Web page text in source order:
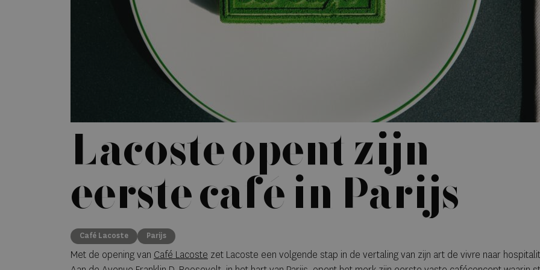
Lacoste opent zijn
eerste café in Parijs
Café Lacoste Parijs
Met de opening van Café Lacoste zet Lacoste een volgende stap in de vertaling van zijn art de vivre naar